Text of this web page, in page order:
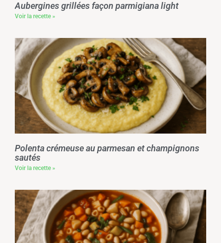
Aubergines grillées façon parmigiana light
Voir la recette »
Polenta crémeuse au parmesan et champignons
sautés
Voir la recette »